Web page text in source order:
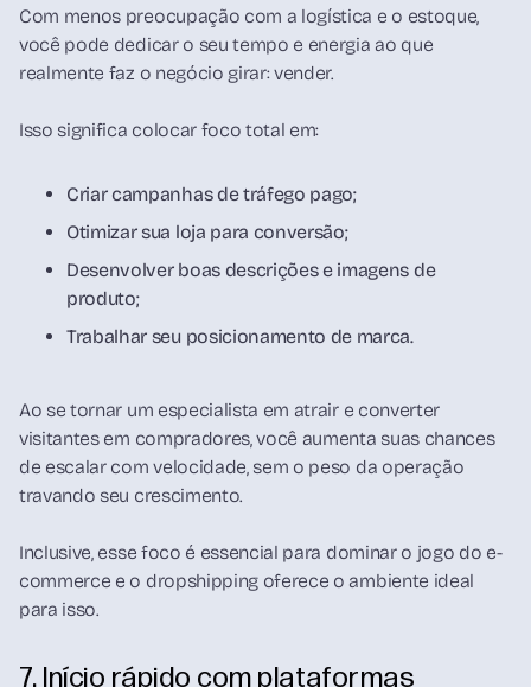
Com menos preocupação com a logística e o estoque,
você pode dedicar o seu tempo e energia ao que
realmente faz o negócio girar: vender.
Isso significa colocar foco total em:
Criar campanhas de tráfego pago;
Otimizar sua loja para conversão;
Desenvolver boas descrições e imagens de
produto;
Trabalhar seu posicionamento de marca.
Ao se tornar um especialista em atrair e converter
visitantes em compradores, você aumenta suas chances
de escalar com velocidade, sem o peso da operação
travando seu crescimento.
Inclusive, esse foco é essencial para dominar o jogo do e-
commerce e o dropshipping oferece o ambiente ideal
para isso.
7. Início rápido com plataformas